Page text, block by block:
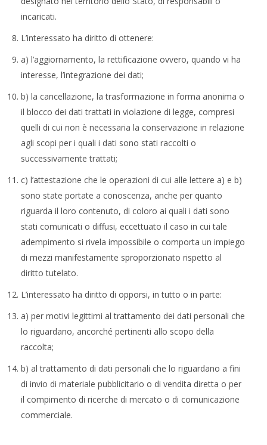
incaricati.
L’interessato ha diritto di ottenere:
a) l’aggiornamento, la rettificazione ovvero, quando vi ha
interesse, l’integrazione dei dati;
b) la cancellazione, la trasformazione in forma anonima o
il blocco dei dati trattati in violazione di legge, compresi
quelli di cui non è necessaria la conservazione in relazione
agli scopi per i quali i dati sono stati raccolti o
successivamente trattati;
c) l’attestazione che le operazioni di cui alle lettere a) e b)
sono state portate a conoscenza, anche per quanto
riguarda il loro contenuto, di coloro ai quali i dati sono
stati comunicati o diffusi, eccettuato il caso in cui tale
adempimento si rivela impossibile o comporta un impiego
di mezzi manifestamente sproporzionato rispetto al
diritto tutelato.
L’interessato ha diritto di opporsi, in tutto o in parte:
a) per motivi legittimi al trattamento dei dati personali che
lo riguardano, ancorché pertinenti allo scopo della
raccolta;
b) al trattamento di dati personali che lo riguardano a fini
di invio di materiale pubblicitario o di vendita diretta o per
il compimento di ricerche di mercato o di comunicazione
commerciale.